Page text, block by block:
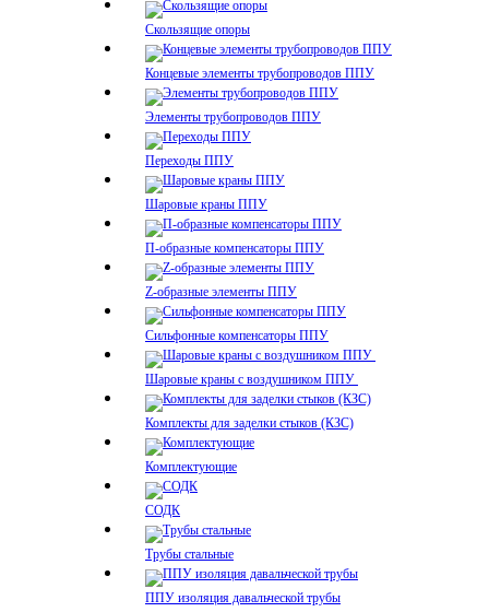
Скользящие опоры
Концевые элементы трубопроводов ППУ
Элементы трубопроводов ППУ
Переходы ППУ
Шаровые краны ППУ
П-образные компенсаторы ППУ
Z-образные элементы ППУ
Сильфонные компенсаторы ППУ
Шаровые краны с воздушником ППУ
Комплекты для заделки стыков (КЗС)
Комплектующие
СОДК
Трубы стальные
ППУ изоляция давальческой трубы